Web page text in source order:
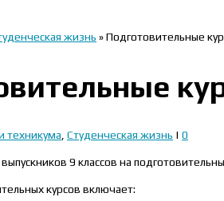
жизнь »Подготовительные
техникума Студенческая жизнь | 0
9 классов на
курсов включает: